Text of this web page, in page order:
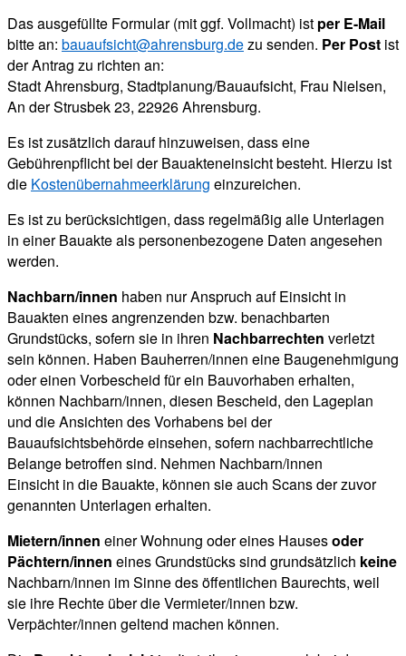
Das ausgefüllte Formular (mit ggf. Vollmacht) ist per E-Mail
bitte an: bauaufsicht@ahrensburg.dezu senden. Per Post ist
der Antrag zu richten an:
Stadt Ahrensburg, Stadtplanung/Bauaufsicht, Frau Nielsen,
An der Strusbek 23, 22926 Ahrensburg.
Es ist zusätzlich darauf hinzuweisen, dass eine
Gebührenpflicht bei der Bauakteneinsicht besteht. Hierzu ist
die Kostenübernahmeerklärung einzureichen.
Es ist zu berücksichtigen, dass regelmäßig alle Unterlagen
in einer Bauakte als personenbezogene Daten angesehen
werden.
Nachbarn/innen haben nur Anspruch auf Einsicht in
Bauakten eines angrenzenden bzw. benachbarten
Grundstücks, sofern sie in ihren Nachbarrechten verletzt
sein können. Haben Bauherren/innen eine Baugenehmigung
oder einen Vorbescheid für ein Bauvorhaben erhalten,
können Nachbarn/innen, diesen Bescheid, den Lageplan
und die Ansichten des Vorhabens bei der
Bauaufsichtsbehörde einsehen, sofern nachbarrechtliche
Belange betroffen sind. Nehmen Nachbarn/innen
Einsicht in die Bauakte, können sie auch Scans der zuvor
genannten Unterlagen erhalten.
Mietern/innen einer Wohnung oder eines Hausesoder
Pächtern/innen eines Grundstücks sind grundsätzlich keine
Nachbarn/innen im Sinne des öffentlichen Baurechts, weil
sie ihre Rechte über die Vermieter/innen bzw.
Verpächter/innen geltend machen können.